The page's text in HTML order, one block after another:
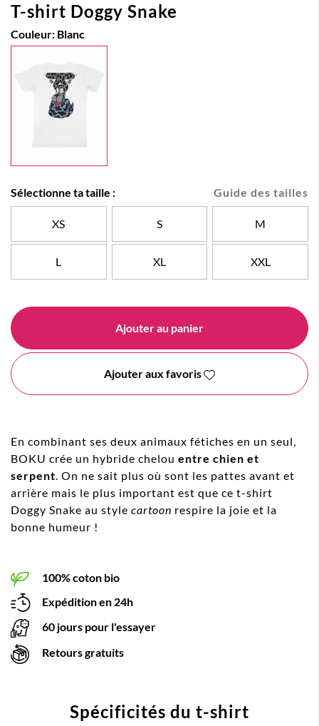
T-shirt Doggy Snake
Couleur: Blanc
Guide des tailles
Sélectionne ta taille :
XS S M
L XL XXL
Ajouter au panier
Ajouter aux favoris
En combinant ses deux animaux fétiches en un seul,
BOKU crée un hybride chelou entre chien et
serpent. On ne sait plus où sont les pattes avant et
arrière mais le plus important est que ce t-shirt
Doggy Snake au style cartoon respire la joie et la
bonne humeur !
100% coton bio
Expédition en 24h
60 jours pour l'essayer
Retours gratuits
Spécificités du t-shirt